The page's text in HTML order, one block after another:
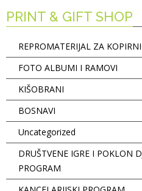
PRINT & GIFT SHOP
REPROMATERIJAL ZA
FOTO ALBUMI I RAMOVI
KIŠOBRANI
BOSNAVI
Uncategorized
DRUŠTVENE IGRE I POKLON
PROGRAM